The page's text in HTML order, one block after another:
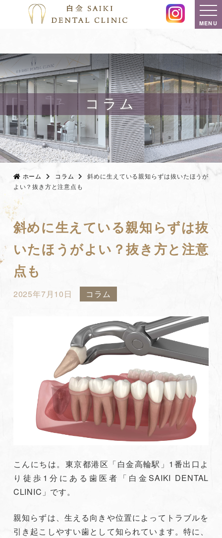
MENU
コラム
ホーム コラム
斜めに生えている親知らずは抜いたほうが
よい？抜き方と注意点も
斜めに生えている親知らずは抜
いたほうがよい？抜き方と注意
点も
2025年7月10日 コラム
こんにちは。東京都港区「白金高輪駅」1番出口よ
り徒歩1分にある歯医者「白金SAIKI DENTAL
CLINIC」です。
親知らずは、生える向きや位置によってトラブルを
引き起こしやすい歯として知られています。特に、